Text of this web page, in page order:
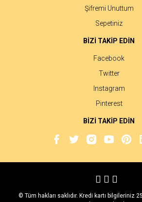
Şifremi Unuttum
Sepetiniz
BİZİ TAKİP EDİN
Facebook
Twitter
Instagram
Pinterest
BİZİ TAKİP EDİN
© Tüm hakları saklıdır. Kredi kartı bilgileriniz